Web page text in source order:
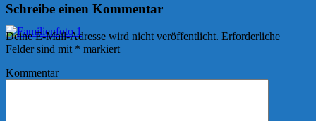
Schreibe einen Kommentar
Deine E-Mail-Adresse wird nicht veröffentlicht. Erforderliche
Felder sind mit * markiert
Kommentar